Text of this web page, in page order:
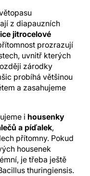
z diapauzních
jitrocelové
prozrazují
uvnitř kterých
zárodky
probíhá většinou
a zasahujeme
i housenky
a píďalek,
přítomny. Pokud
housenek
je třeba ještě
thuringiensis.